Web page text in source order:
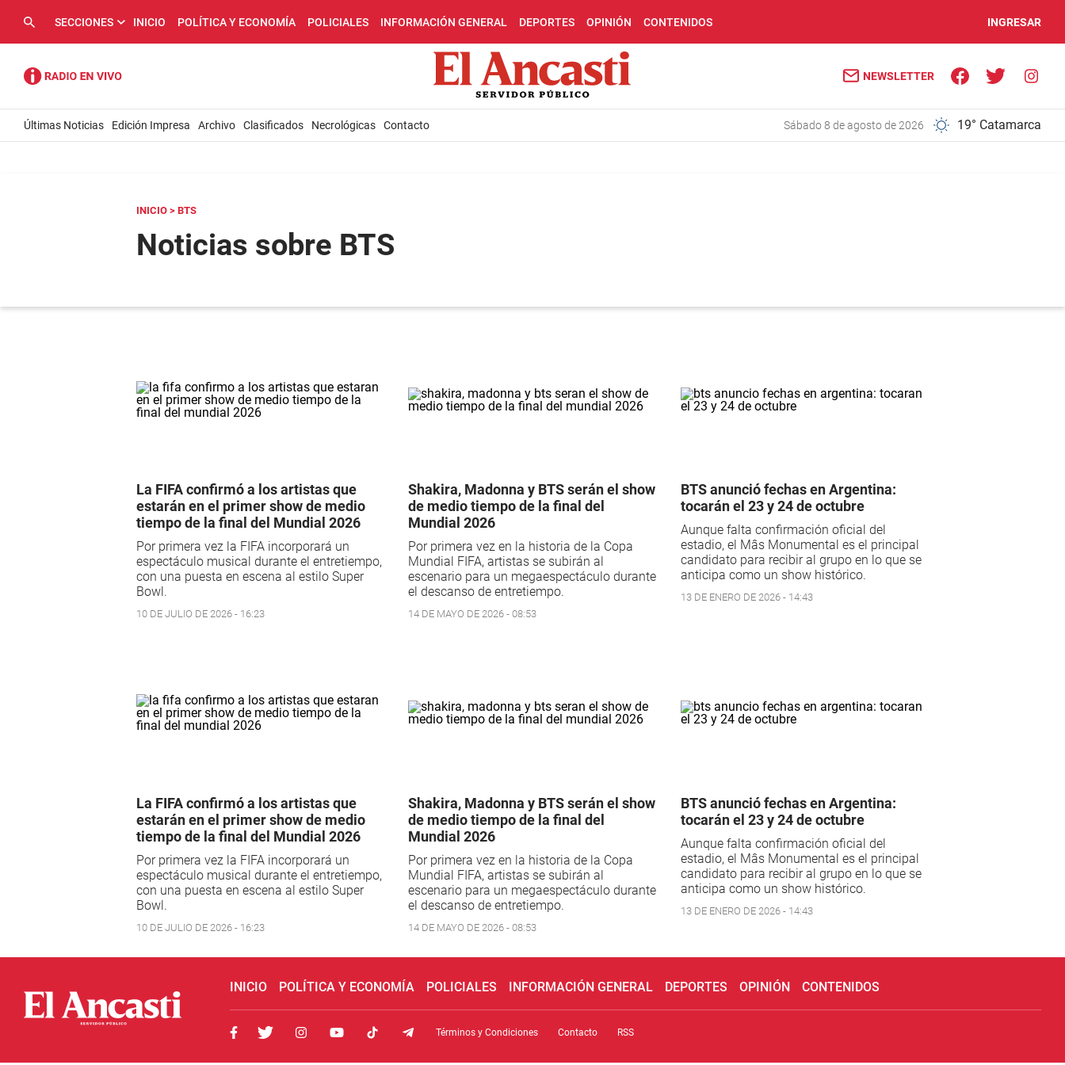
SECCIONES INICIO POLÍTICA Y ECONOMÍA POLICIALES INFORMACIÓN GENERAL DEPORTES OPINIÓN CONTENIDOS INGRESAR
NEWSLETTER
Últimas Noticias Edición Impresa Archivo Clasificados Necrológicas Contacto sábado 8 de agosto de 2026 19° Catamarca
INICIO > BTS
Noticias sobre BTS
La FIFA confirmó a los artistas que
estarán en el primer show de medio
tiempo de la final del Mundial 2026
Por primera vez la FIFA incorporará un
espectáculo musical durante el entretiempo,
con una puesta en escena al estilo Super
Bowl.
10 DE JULIO DE 2026 - 16:23
Shakira, Madonna y BTS serán el show
de medio tiempo de la final del
Mundial 2026
Por primera vez en la historia de la Copa
Mundial FIFA, artistas se subirán al
escenario para un megaespectáculo durante
el descanso de entretiempo.
14 DE MAYO DE 2026 - 08:53
BTS anunció fechas en Argentina:
tocarán el 23 y 24 de octubre
Aunque falta confirmación oficial del
estadio, el Mâs Monumental es el principal
candidato para recibir al grupo en lo que se
anticipa como un show histórico.
13 DE ENERO DE 2026 - 14:43
La FIFA confirmó a los artistas que
estarán en el primer show de medio
tiempo de la final del Mundial 2026
Por primera vez la FIFA incorporará un
espectáculo musical durante el entretiempo,
con una puesta en escena al estilo Super
Bowl.
10 DE JULIO DE 2026 - 16:23
Shakira, Madonna y BTS serán el show
de medio tiempo de la final del
Mundial 2026
Por primera vez en la historia de la Copa
Mundial FIFA, artistas se subirán al
escenario para un megaespectáculo durante
el descanso de entretiempo.
14 DE MAYO DE 2026 - 08:53
BTS anunció fechas en Argentina:
tocarán el 23 y 24 de octubre
Aunque falta confirmación oficial del
estadio, el Mâs Monumental es el principal
candidato para recibir al grupo en lo que se
anticipa como un show histórico.
13 DE ENERO DE 2026 - 14:43
INICIO POLÍTICA Y ECONOMÍA POLICIALES INFORMACIÓN GENERAL DEPORTES OPINIÓN CONTENIDOS
Términos y Condiciones Contacto RSS